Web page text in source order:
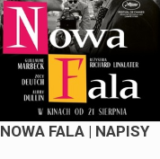
NOWA FALA | NAPISY